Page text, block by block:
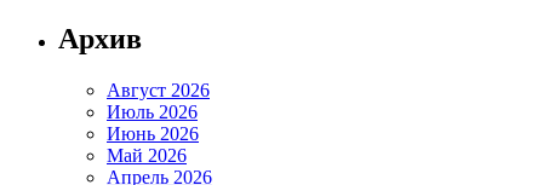
Архив
Август 2026
Июль 2026
Июнь 2026
Май 2026
Апрель 2026